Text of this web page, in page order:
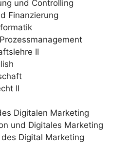
und Controlling
Finanzierung
II
II
Digitalen Marketing
und Digitales Marketing
Digital Marketing